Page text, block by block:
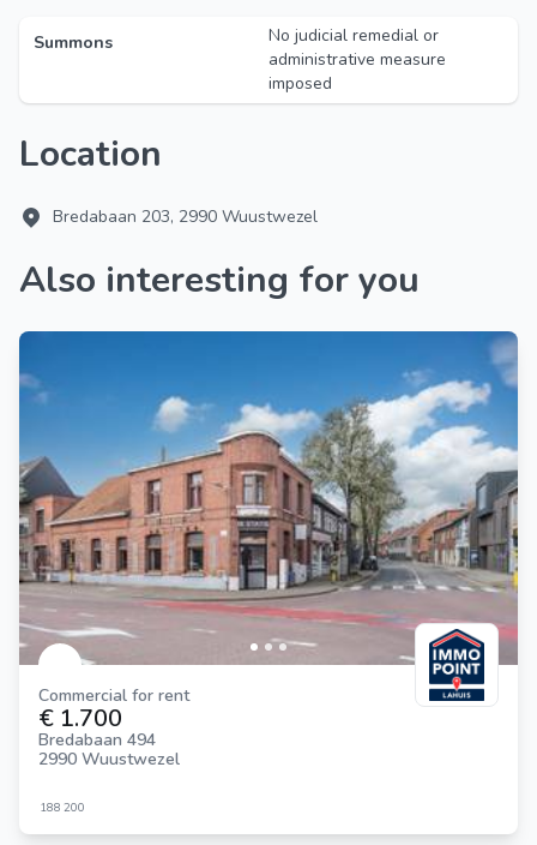
Summons
No judicial remedial or
administrative measure
imposed
Location
Bredabaan 203, 2990 Wuustwezel
Also interesting for you
Commercial for rent
€ 1.700
Bredabaan 494
2990 Wuustwezel
188 200